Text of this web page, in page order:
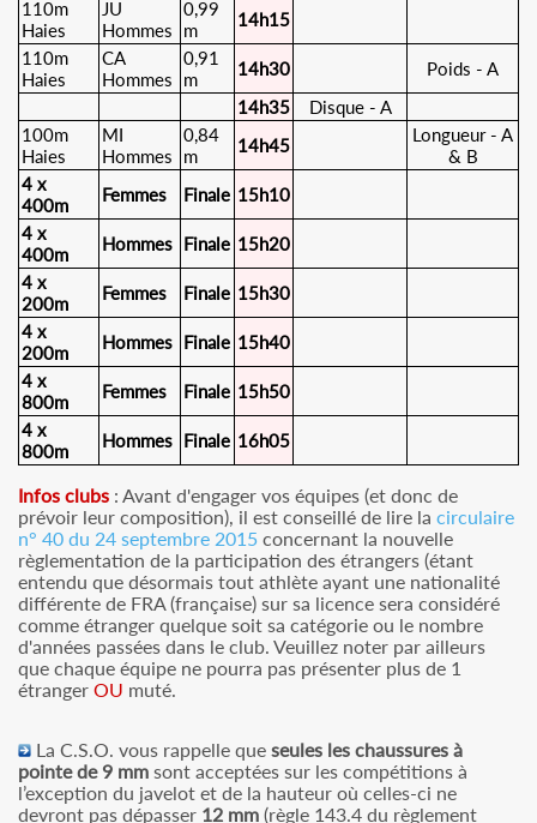
110m
Haies
JU
Hommes
0,99
m
14h15
110m
Haies
CA
Hommes
0,91
m
14h30
Poids - A
14h35
Disque - A
100m
Haies
MI
Hommes
0,84
m
14h45
Longueur - A
& B
4 x
400m
Femmes Finale 15h10
4 x
400m
Hommes Finale 15h20
4 x
200m
Femmes Finale 15h30
4 x
200m
Hommes Finale 15h40
4 x
800m
Femmes Finale 15h50
4 x
800m
Hommes Finale 16h05
Infos clubs : Avant d'engager vos équipes (et donc de
prévoir leur composition), il est conseillé de lire la circulaire
n° 40 du 24 septembre 2015 concernant la nouvelle
règlementation de la participation des étrangers (étant
entendu que désormais tout athlète ayant une nationalité
différente de FRA (française) sur sa licence sera considéré
comme étranger quelque soit sa catégorie ou le nombre
d'années passées dans le club. Veuillez noter par ailleurs
que chaque équipe ne pourra pas présenter plus de 1
étranger OU muté.
La C.S.O. vous rappelle que seules les chaussures à
pointe de 9 mm sont acceptées sur les compétitions à
l’exception du javelot et de la hauteur où celles-ci ne
devront pas dépasser 12 mm (règle 143.4 du règlement